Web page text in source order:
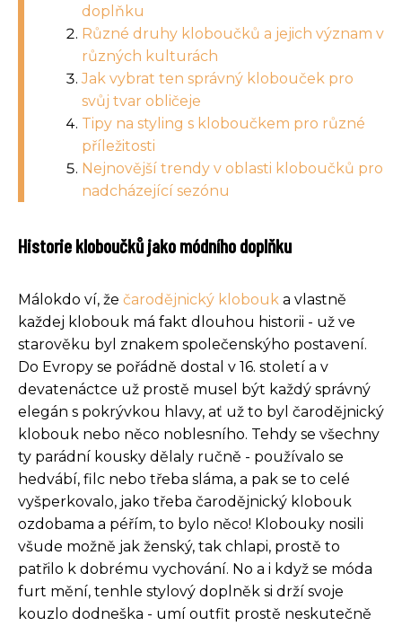
doplňku
Různé druhy kloboučků a jejich význam v
různých kulturách
Jak vybrat ten správný klobouček pro
svůj tvar obličeje
Tipy na styling s kloboučkem pro různé
příležitosti
Nejnovější trendy v oblasti kloboučků pro
nadcházející sezónu
Historie kloboučků jako módního doplňku
Málokdo ví, že čarodějnický klobouk a vlastně
každej klobouk má fakt dlouhou historii - už ve
starověku byl znakem společenskýho postavení.
Do Evropy se pořádně dostal v 16. století a v
devatenáctce už prostě musel být každý správný
elegán s pokrývkou hlavy, ať už to byl čarodějnický
klobouk nebo něco noblesního. Tehdy se všechny
ty parádní kousky dělaly ručně - používalo se
hedvábí, filc nebo třeba sláma, a pak se to celé
vyšperkovalo, jako třeba čarodějnický klobouk
ozdobama a péřím, to bylo něco! Klobouky nosili
všude možně jak ženský, tak chlapi, prostě to
patřilo k dobrému vychování. No a i když se móda
furt mění, tenhle stylový doplněk si drží svoje
kouzlo dodneška - umí outfit prostě neskutečně